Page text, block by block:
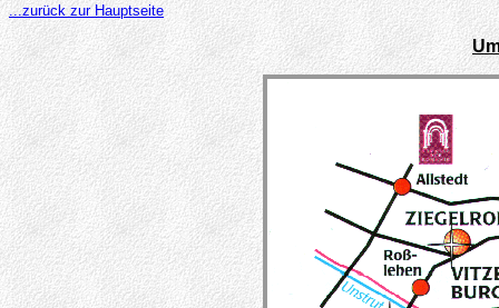
...zurück zur Hauptseite